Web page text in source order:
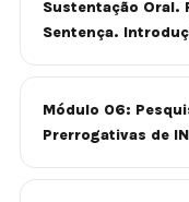
Sustentação Oral.
Sentença.
Módulo 06:
Prerrogativas de